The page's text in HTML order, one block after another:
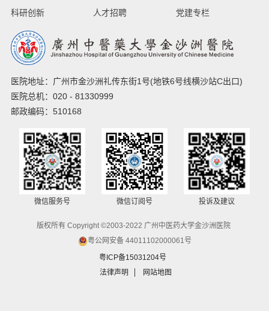
科研创新
人才招聘 党建专栏
医院地址：广州市金沙洲礼传东街1号(地铁6号线横沙站C出口)
医院总机：020 - 81330999
邮政编码：510168
微信服务号 微信订阅号 投诉及建议
版权所有 Copyright ©2003-2022 广州中医药大学金沙洲医院
粤公网安备 44011102000061号
粤ICP备15031204号
法律声明
网站地图